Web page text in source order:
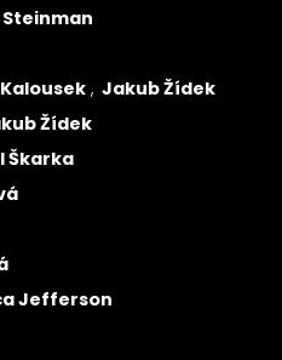
Jakub Žídek
Žídek
Škarka
Jefferson